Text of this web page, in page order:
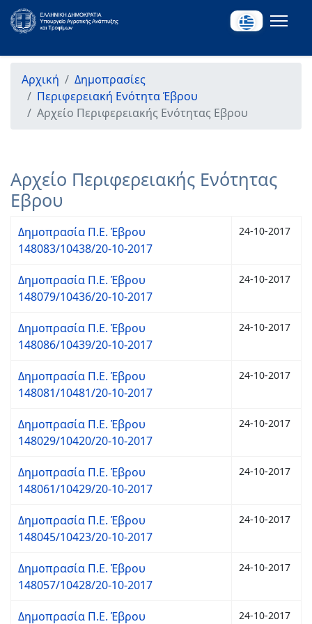
Αρχική
Δημοπρασίες
Περιφερειακή Ενότητα Έβρου
Αρχείο Περιφερειακής Ενότητας Εβρου
Αρχείο Περιφερειακής Ενότητας
Εβρου
Δημοπρασία Π.Ε. Έβρου
148083/10438/20-10-2017
24-10-2017
Δημοπρασία Π.Ε. Έβρου
148079/10436/20-10-2017
24-10-2017
Δημοπρασία Π.Ε. Έβρου
148086/10439/20-10-2017
24-10-2017
Δημοπρασία Π.Ε. Έβρου
148081/10481/20-10-2017
24-10-2017
Δημοπρασία Π.Ε. Έβρου
148029/10420/20-10-2017
24-10-2017
Δημοπρασία Π.Ε. Έβρου
148061/10429/20-10-2017
24-10-2017
Δημοπρασία Π.Ε. Έβρου
148045/10423/20-10-2017
24-10-2017
Δημοπρασία Π.Ε. Έβρου
148057/10428/20-10-2017
24-10-2017
Δημοπρασία Π.Ε. Έβρου
24-10-2017